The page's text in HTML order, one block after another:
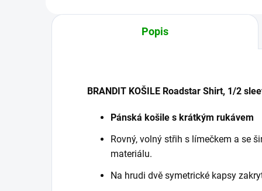
Popis
BRANDIT KOŠILE Roadstar Shirt, 1/2
Pánská košile s krátkým rukávem
Rovný, volný střih s límečkem a se
materiálu.
Na hrudi dvě symetrické kapsy